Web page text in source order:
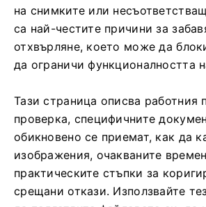
на снимките или
са най-честите причини за
отхвърляне, което може да
да ограничи функционалността
Тази страница описва работния
проверка, специфичните
обикновено се приемат, как да
изображения, очакваните
практическите стъпки за
срещани откази. Използвайте